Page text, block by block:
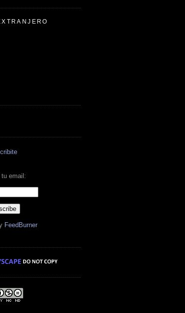
tu email:
FeedBurner